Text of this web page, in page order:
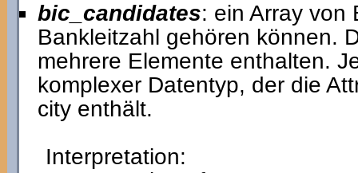
bic_candidates: ein Array von
Bankleitzahl gehören können.
mehrere Elemente enthalten.
komplexer Datentyp, der die
city enthält.
Interpretation: